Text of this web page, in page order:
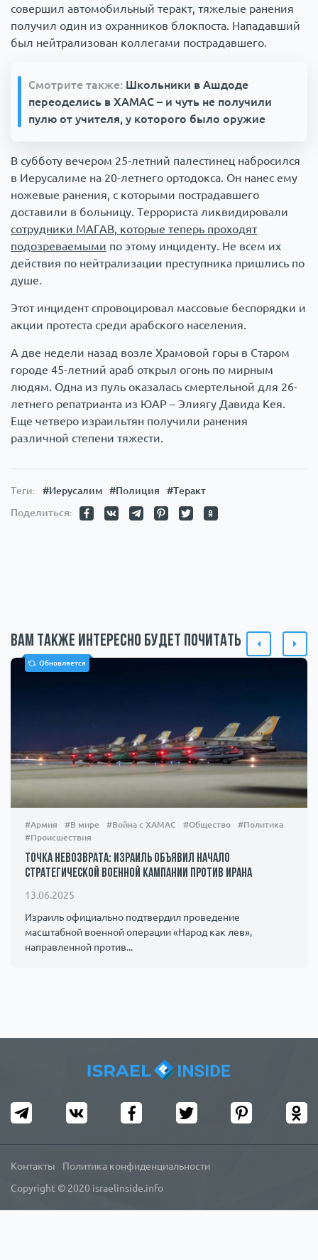
совершил автомобильный теракт, тяжелые ранения
получил один из охранников блокпоста. Нападавший
был нейтрализован коллегами пострадавшего.
Смотрите также: Школьники в Ашдоде
переоделись в ХАМАС – и чуть не получили
пулю от учителя, у которого было оружие
В субботу вечером 25-летний палестинец набросился
в Иерусалиме на 20-летнего ортодокса. Он нанес ему
ножевые ранения, с которыми пострадавшего
доставили в больницу. Террориста ликвидировали
сотрудники МАГАВ, которые теперь проходят
подозреваемыми по этому инциденту. Не всем их
действия по нейтрализации преступника пришлись по
душе.
Этот инцидент спровоцировал массовые беспорядки и
акции протеста среди арабского населения.
А две недели назад возле Храмовой горы в Старом
городе 45-летний араб открыл огонь по мирным
людям. Одна из пуль оказалась смертельной для 26-
летнего репатрианта из ЮАР – Элиягу Давида Кея.
Еще четверо израильтян получили ранения
различной степени тяжести.
Теги: #Иерусалим #Полиция
#Теракт
Поделиться:
Вам также интересно будет почитать
Обновляется
#Армия #В мире #Война с ХАМАС #Общество
#Политика
#Происшествия
Точка невозврата: Израиль объявил начало
стратегической военной кампании против Ирана
13.06.2025
Израиль официально подтвердил проведение
масштабной военной операции «Народ как лев»,
направленной против...
Copyright © 2020 israelinside.info
Контакты Политика конфиденциальности